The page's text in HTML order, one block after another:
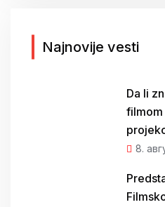
:
Najnovije vesti
Da li
8.